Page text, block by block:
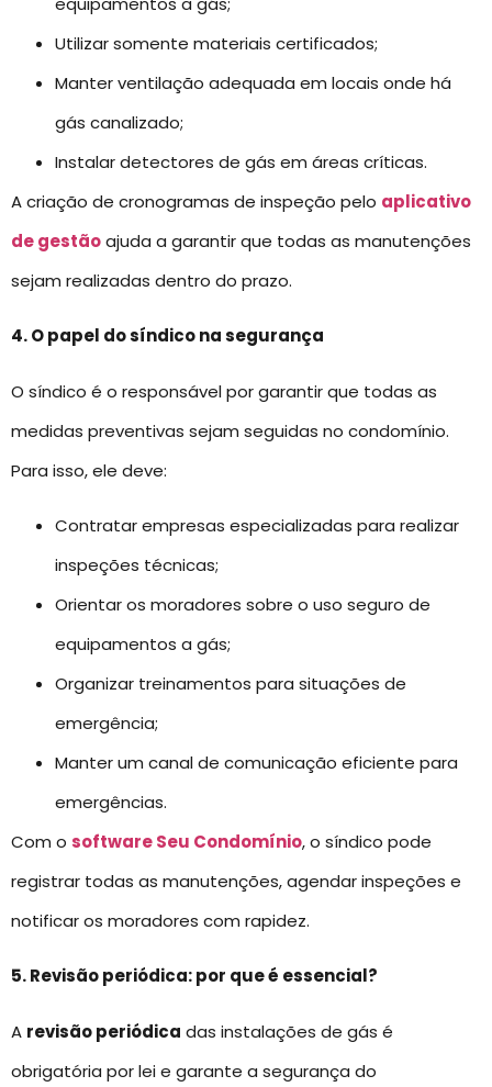
Utilizar somente materiais certificados;
Manter ventilação adequada em locais onde há
gás canalizado;
Instalar detectores de gás em áreas críticas.
A criação de cronogramas de inspeção pelo aplicativo
de gestãoajuda a garantir que todas as manutenções
sejam realizadas dentro do prazo.
4. O papel do síndico na segurança
O síndico é o responsável por garantir que todas as
medidas preventivas sejam seguidas no condomínio.
Para isso, ele deve:
Contratar empresas especializadas para realizar
inspeções técnicas;
Orientar os moradores sobre o uso seguro de
equipamentos a gás;
Organizar treinamentos para situações de
emergência;
Manter um canal de comunicação eficiente para
emergências.
Com o software Seu Condomínio, o síndico pode
registrar todas as manutenções, agendar inspeções e
notificar os moradores com rapidez.
5. Revisão periódica: por que é essencial?
A revisão periódica das instalações de gás é
obrigatória por lei e garante a segurança do